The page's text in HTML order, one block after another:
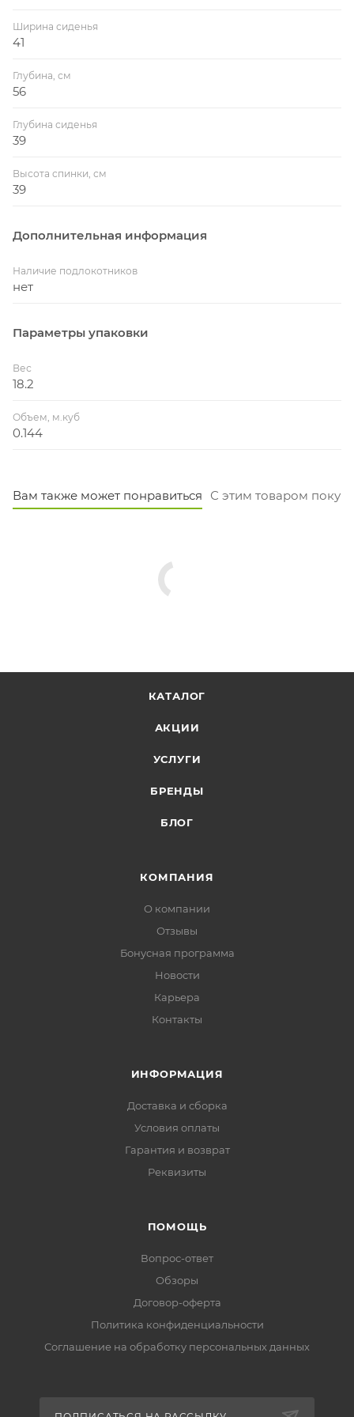
Ширина сиденья
41
Глубина, см
56
Глубина сиденья
39
Высота спинки, см
39
Дополнительная информация
Наличие подлокотников
нет
Параметры упаковки
Вес
18.2
Объем, м.куб
0.144
Вам также может понравиться С этим товаром
КАТАЛОГ
АКЦИИ
УСЛУГИ
БРЕНДЫ
БЛОГ
КОМПАНИЯ
О компании
Отзывы
Бонусная программа
Новости
Карьера
Контакты
ИНФОРМАЦИЯ
Доставка и сборка
Условия оплаты
Гарантия и возврат
Реквизиты
ПОМОЩЬ
Вопрос-ответ
Обзоры
Договор-оферта
Политика конфиденциальности
Соглашение на обработку персональных данных